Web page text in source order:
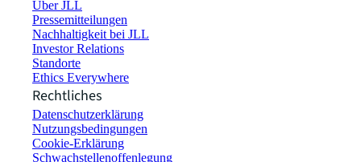
Über JLL
Pressemitteilungen
Nachhaltigkeit bei JLL
Investor Relations
Standorte
Ethics Everywhere
Rechtliches
Datenschutzerklärung
Nutzungsbedingungen
Cookie-Erklärung
Schwachstellenoffenlegung